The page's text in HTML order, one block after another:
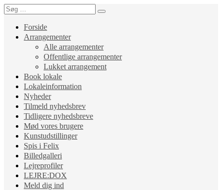
Forside
Arrangementer
Alle arrangementer
Offentlige arrangementer
Lukket arrangement
Book lokale
Lokaleinformation
Nyheder
Tilmeld nyhedsbrev
Tidligere nyhedsbreve
Mød vores brugere
Kunstudstillinger
Spis i Felix
Billedgalleri
Lejreprofiler
LEJRE:DOX
Meld dig ind